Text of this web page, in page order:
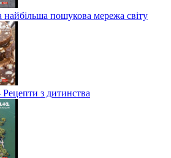
пошукова мережа світу
з дитинства